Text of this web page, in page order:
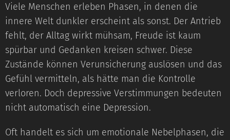
Viele Menschen erleben Phasen, in denen die
innere Welt dunkler erscheint als sonst. Der Antrieb
fehlt, der Alltag wirkt mühsam, Freude ist kaum
spürbar und Gedanken kreisen schwer. Diese
Zustände können Verunsicherung auslösen und das
Gefühl vermitteln, als hätte man die Kontrolle
verloren. Doch depressive Verstimmungen bedeuten
nicht automatisch eine Depression.
Oft handelt es sich um emotionale Nebelphasen, die